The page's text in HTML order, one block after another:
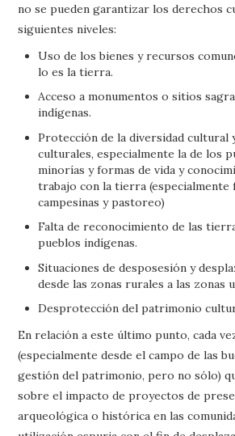
no se pueden garantizar los derechos
siguientes niveles:
Uso de los bienes y recursos
lo es la tierra.
Acceso a monumentos o sitios
indígenas.
Protección de la diversidad cultural
culturales, especialmente la de los
minorías y formas de vida y
trabajo con la tierra (especialmente
campesinas y pastoreo)
Falta de reconocimiento de las
pueblos indígenas.
Situaciones de desposesión y
desde las zonas rurales a las zonas
Desprotección del patrimonio
En relación a este último punto, cada
(especialmente desde el campo de las
gestión del patrimonio, pero no sólo)
sobre el impacto de proyectos de
arqueológica o histórica en las